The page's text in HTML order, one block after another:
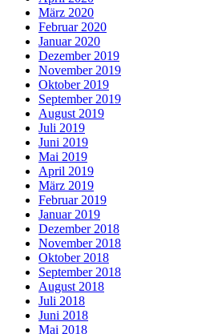
März 2020
Februar 2020
Januar 2020
Dezember 2019
November 2019
Oktober 2019
September 2019
August 2019
Juli 2019
Juni 2019
Mai 2019
April 2019
März 2019
Februar 2019
Januar 2019
Dezember 2018
November 2018
Oktober 2018
September 2018
August 2018
Juli 2018
Juni 2018
Mai 2018